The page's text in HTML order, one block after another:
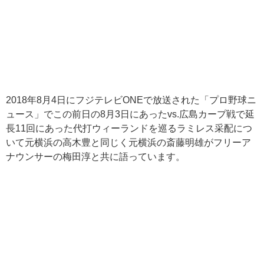
2018年8月4日にフジテレビONEで放送された「プロ野球ニ
ュース」でこの前日の8月3日にあったvs.広島カープ戦で延
長11回にあった代打ウィーランドを巡るラミレス采配につ
いて元横浜の高木豊と同じく元横浜の斎藤明雄がフリーア
ナウンサーの梅田淳と共に語っています。